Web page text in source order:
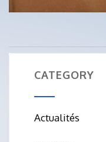
CATEGORY
Actualités